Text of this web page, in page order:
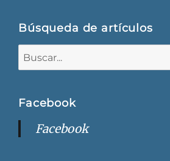
Búsqueda de artículos
Facebook
Facebook